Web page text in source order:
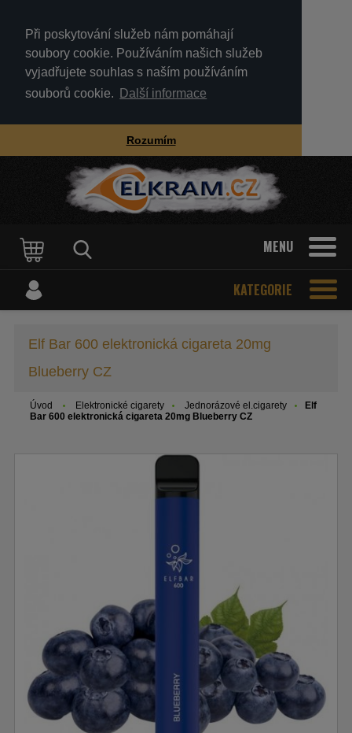
Při poskytování služeb nám pomáhají
soubory cookie. Používáním našich služeb
vyjadřujete souhlas s naším používáním
souborů cookie.
Další informace
Rozumím
MENU
KATEGORIE
Elf Bar 600 elektronická cigareta 20mg
Blueberry CZ
Úvod Elektronické cigarety Jednorázové el.cigarety
Elf
Bar 600 elektronická cigareta 20mg Blueberry CZ